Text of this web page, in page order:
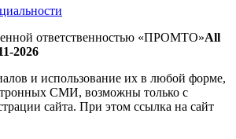
ответственностью «ПРОМТО»All
2026
и использование их в любой форме,
СМИ, возможны только c
сайта. При этом ссылка на сайт